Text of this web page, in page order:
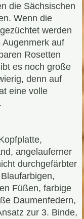
die Sächsischen
Wenn die
werden
auf
Rosetten
es noch große
denn auf
eine volle
angelauferner
durchgefärbter
Füßen, farbige
Daumenfedern,
zur 3. Binde,